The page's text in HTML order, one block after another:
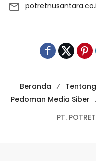
Beranda
Pedoman Media Siber
PT.